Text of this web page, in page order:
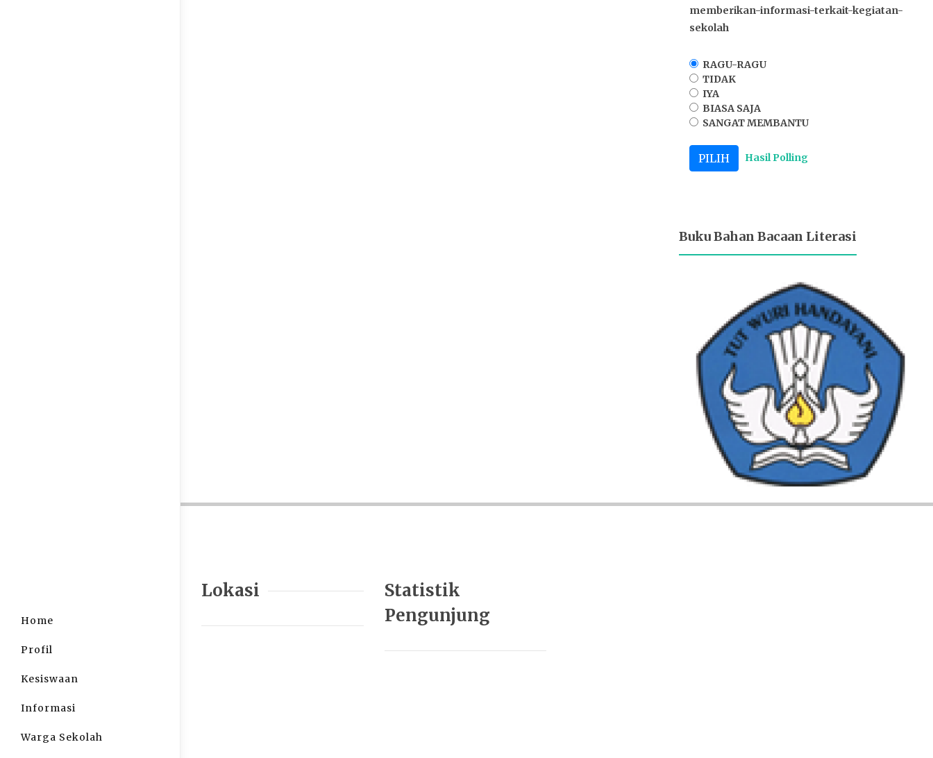
Home
Profil
Kesiswaan
Informasi
Warga Sekolah
memberikan-informasi-terkait-kegiatan-
sekolah
RAGU-RAGU
TIDAK
IYA
BIASA SAJA
SANGAT MEMBANTU
Hasil Polling
Buku Bahan Bacaan Literasi
Lokasi
Statistik
Pengunjung